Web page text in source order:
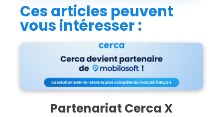
Ces articles peuvent
vous intéresser :
Partenariat Cerca X